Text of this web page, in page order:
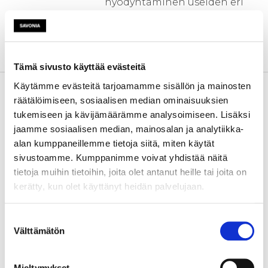
Tämä sivusto käyttää evästeitä
Käytämme evästeitä tarjoamamme sisällön ja mainosten
räätälöimiseen, sosiaalisen median ominaisuuksien
tukemiseen ja kävijämäärämme analysoimiseen. Lisäksi
jaamme sosiaalisen median, mainosalan ja analytiikka-
alan kumppaneillemme tietoja siitä, miten käytät
sivustoamme. Kumppanimme voivat yhdistää näitä
tietoja muihin tietoihin, joita olet antanut heille tai joita on
kerätty, kun olet käyttänyt heidän palvelujaan.
valinta
Välttämätön
opetuksen kuin
Kehittämistarve
Kyseessä on kehittämishanke
joka on osa Savonian 3D-
tulostuslaboratorion
investointihanketta (3DTIK).
Investointihankkeessa
hankitaan laitteet, osaamisen
kehittämishankkeessa
otetaan ne käyttöön.
tulostuskeskukseen modernit